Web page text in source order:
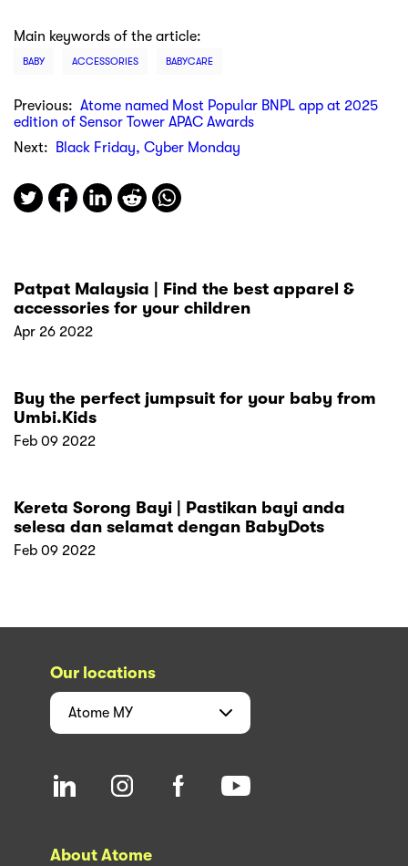
Main keywords of the article:
BABY ACCESSORIES BABYCARE
Previous: Atome named Most Popular BNPL app at 2025
edition of Sensor Tower APAC Awards
Next:
Black Friday, Cyber Monday
Patpat Malaysia | Find the best apparel &
accessories for your children
Apr 26 2022
Buy the perfect jumpsuit for your baby from
Umbi.Kids
Feb 09 2022
Kereta Sorong Bayi | Pastikan bayi anda
selesa dan selamat dengan BabyDots
Feb 09 2022
Our locations
Atome MY
About Atome